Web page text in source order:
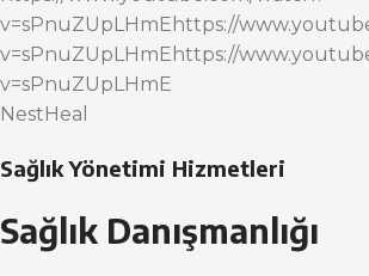
v=sPnuZUpLHmEhttps://
v=sPnuZUpLHmEhttps://
v=sPnuZUpLHmE
NestHeal
Sağlık Yönetimi Hizmetleri
Sağlık Danışmanlığı